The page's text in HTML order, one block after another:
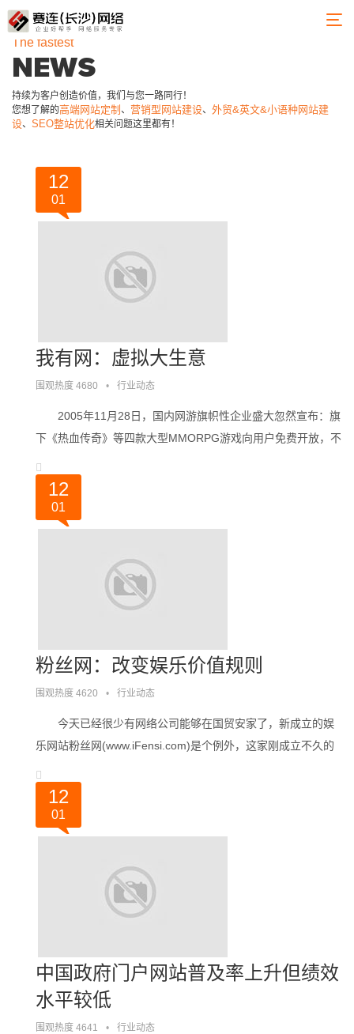
The fastest
NEWS
持续为客户创造价值，我们与您一路同行！
您想了解的高端网站定制 、 营销型网站建设、 外贸&英文&小语种网站建
设、 SEO整站优化相关问题这里都有！
12
01
我有网：虚拟大生意
围观热度 4680 • 行业动态
2005年11月28日，国内网游旗帜性企业盛大忽然宣布：旗
下《热血传奇》等四款大型MMORPG游戏向用户免费开放，不
士猜疑纷纷，不同的人从中看。。。
12
01
粉丝网：改变娱乐价值规则
围观热度 4620 • 行业动态
今天已经很少有网络公司能够在国贸安家了，新成立的娱
乐网站粉丝网(www.iFensi.com)是个例外，这家刚成立不久的
是因为人员会不断增多。。。
12
01
中国政府门户网站普及率上升但绩效
水平较低
围观热度 4641 • 行业动态